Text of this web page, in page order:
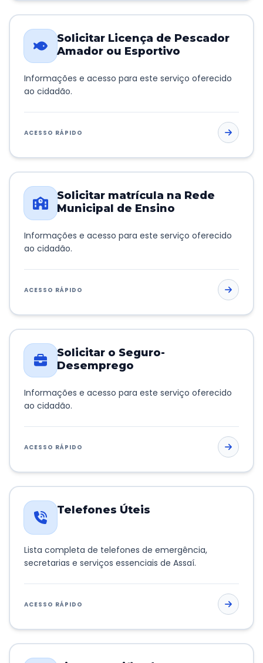
Solicitar Licença de Pescador
Amador ou Esportivo
Informações e acesso para este serviço oferecido
ao cidadão.
ACESSO RÁPIDO
Solicitar matrícula na Rede
Municipal de Ensino
Informações e acesso para este serviço oferecido
ao cidadão.
ACESSO RÁPIDO
Solicitar o Seguro-
Desemprego
Informações e acesso para este serviço oferecido
ao cidadão.
ACESSO RÁPIDO
Telefones Úteis
Lista completa de telefones de emergência,
secretarias e serviços essenciais de Assaí.
ACESSO RÁPIDO